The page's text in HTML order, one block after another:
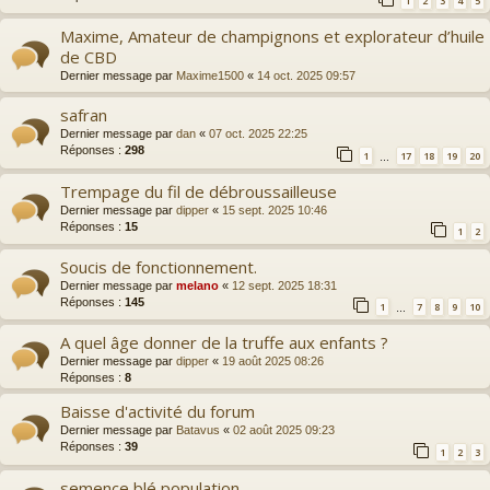
Maxime, Amateur de champignons et explorateur d’huile
de CBD
Dernier message par Maxime1500 « 14 oct. 2025 09:57
safran
Dernier message par dan « 07 oct. 2025 22:25
Réponses : 298 1 17 18 19 20
Trempage du fil de débroussailleuse
Dernier message par dipper « 15 sept. 2025 10:46
Réponses : 15 1 2
Soucis de fonctionnement.
Dernier message par melano « 12 sept. 2025 18:31
Réponses : 145 1 … 7 8 9 10
A quel âge donner de la truffe aux enfants ?
Dernier message par dipper « 19 août 2025 08:26
Réponses : 8
Baisse d'activité du forum
Dernier message par Batavus « 02 août 2025 09:23
Réponses : 39 1 2 3